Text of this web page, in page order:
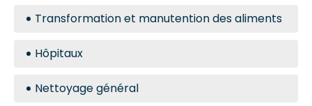
Transformation et manutention des aliments
Hôpitaux
Nettoyage général